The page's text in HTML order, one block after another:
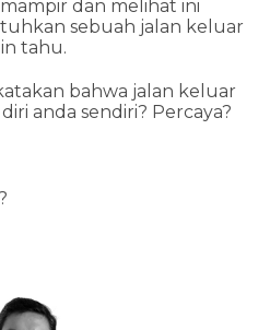
dan melihat ini
sebuah jalan keluar
tahu.
bahwa jalan keluar
anda sendiri? Percaya?